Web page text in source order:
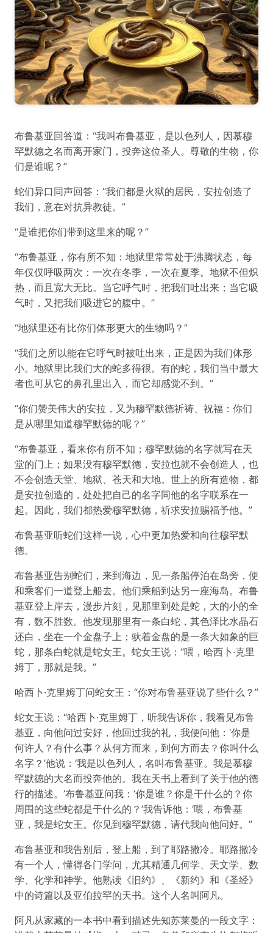
布鲁基亚回答道：“我叫布鲁基亚，是以色列人，因慕穆
罕默德之名而离开家门，投奔这位圣人。尊敬的生物，你
们是谁呢？”
蛇们异口同声回答：“我们都是火狱的居民，安拉创造了
我们，意在对抗异教徒。”
“是谁把你们带到这里来的呢？”
“布鲁基亚，你有所不知：地狱里常常处于沸腾状态，每
年仅仅呼吸两次：一次在冬季，一次在夏季。地狱不但炽
热，而且宽大无比。当它呼气时，把我们吐出来；当它吸
气时，又把我们吸进它的腹中。”
“地狱里还有比你们体形更大的生物吗？”
“我们之所以能在它呼气时被吐出来，正是因为我们体形
小。地狱里比我们大的蛇多得很。有的蛇，我们当中最大
者也可从它的鼻孔里出入，而它却感觉不到。”
“你们赞美伟大的安拉，又为穆罕默德祈祷、祝福：你们
是从哪里知道穆罕默德的呢？”
“布鲁基亚，看来你有所不知；穆罕默德的名字就写在天
堂的门上；如果没有穆罕默德，安拉也就不会创造人，也
不会创造天堂、地狱、苍天和大地。世上的所有造物，都
是安拉创造的，处处把自己的名字同他的名字联系在一
起。因此，我们都热爱穆罕默德，祈求安拉赐福予他。”
布鲁基亚听蛇们这样一说，心中更加热爱和向往穆罕默
德。
布鲁基亚告别蛇们，来到海边，见一条船停泊在岛旁，便
和乘客们一道登上船去。他们乘船到达另一座海岛。布鲁
基亚登上岸去，漫步片刻，见那里到处是蛇，大的小的全
有，数不胜数。他发现那里有一条白蛇，其色泽比水晶石
还白，坐在一个金盘子上；驮着金盘的是一条大如象的巨
蛇，那条白蛇就是蛇女王。蛇女王说：“喂，哈西卜·克里
姆丁，那就是我。”
哈西卜·克里姆丁问蛇女王：“你对布鲁基亚说了些什么？”
蛇女王说：“哈西卜·克里姆丁，听我告诉你，我看见布鲁
基亚，向他问过安好，他回过我的礼，我便问他：‘你是
何许人？有什么事？从何方而来，到何方而去？你叫什么
名字？’他说：‘我是以色列人，名叫布鲁基亚。我是慕穆
罕默德的大名而投奔他的。我在天书上看到了关于他的德
行的描述。’布鲁基亚问我：‘你是谁？你是干什么的？你
周围的这些蛇都是干什么的？’我告诉他：‘喂，布鲁基
亚，我是蛇女王。你见到穆罕默德，请代我向他问好。”
布鲁基亚和我告别后，登上船，到了耶路撒冷。耶路撒冷
有一个人，懂得各门学问，尤其精通几何学、天文学、数
学、化学和神学。他熟读《旧约》、《新约》和《圣经》
中的诗篇以及亚伯拉罕的天书。这个人名叫阿凡。
阿凡从家藏的一本书中看到描述先知苏莱曼的一段文字：